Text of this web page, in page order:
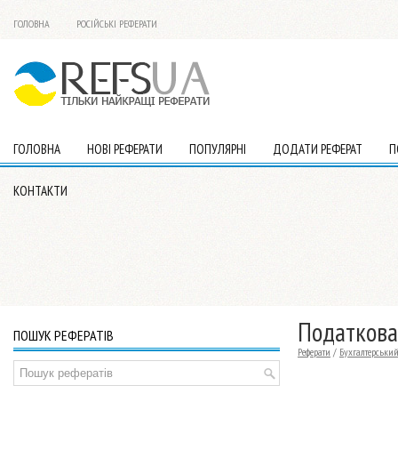
ГОЛОВНА РОСІЙСЬКІ РЕФЕРАТИ
ГОЛОВНА НОВІ РЕФЕРАТИ ПОПУЛЯРНІ ДОДАТИ РЕФЕРАТ
КОНТАКТИ
Реферати /
ПОШУК РЕФЕРАТІВ